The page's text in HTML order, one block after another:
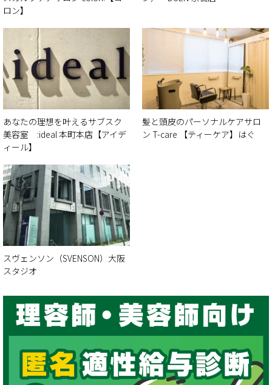
ロン】
あなたの理想を叶えるサブスク
美容室 :ideal 本町本店【アイデ
ィール】
髪と頭皮のパーソナルケアサロ
ン T-care 【ティーケア】はぐ
スヴェンソン（SVENSON）大阪
スタジオ